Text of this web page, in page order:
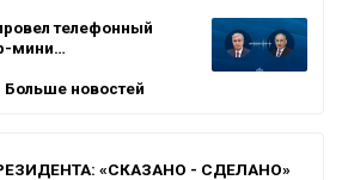
телефонный
мини…
Больше новостей
«СКАЗАНО - СДЕЛАНО»